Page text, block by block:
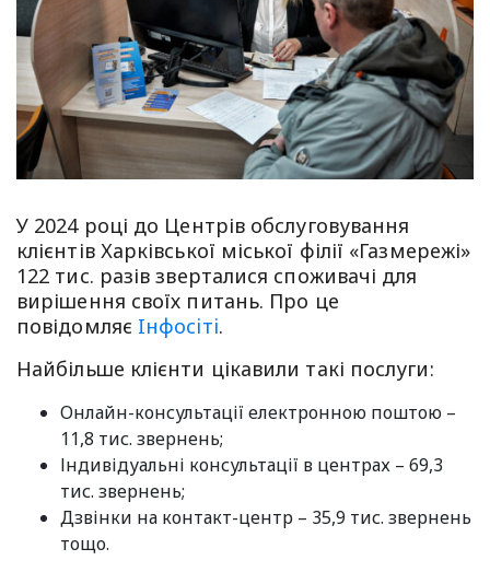
У 2024 році до Центрів обслуговування
клієнтів Харківської міської філії «Газмережі»
122 тис. разів зверталися споживачі для
вирішення своїх питань. Про це
повідомляє Iнфосiтi.
Найбільше клієнти цікавили такі послуги:
Онлайн-консультації електронною поштою –
11,8 тис. звернень;
Індивідуальні консультації в центрах – 69,3
тис. звернень;
Дзвінки на контакт-центр – 35,9 тис. звернень
тощо.